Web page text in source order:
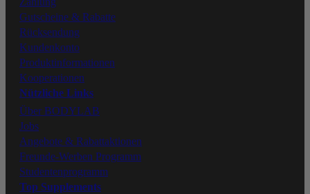
Gutscheine & Rabatte
Rücksendung
Kundenkonto
Produktinformationen
Kooperationen
Nützliche Links
Über BODYLAB
Jobs
Angebote & Rabattaktionen
Freunde-Werben Programm
Studentenprogramm
Top Supplements